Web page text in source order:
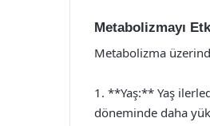
Metabolizmayı
Metabolizma
1. **Yaş:** Yaş
döneminde daha